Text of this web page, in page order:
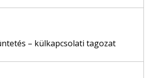
– külkapcsolati tagozat